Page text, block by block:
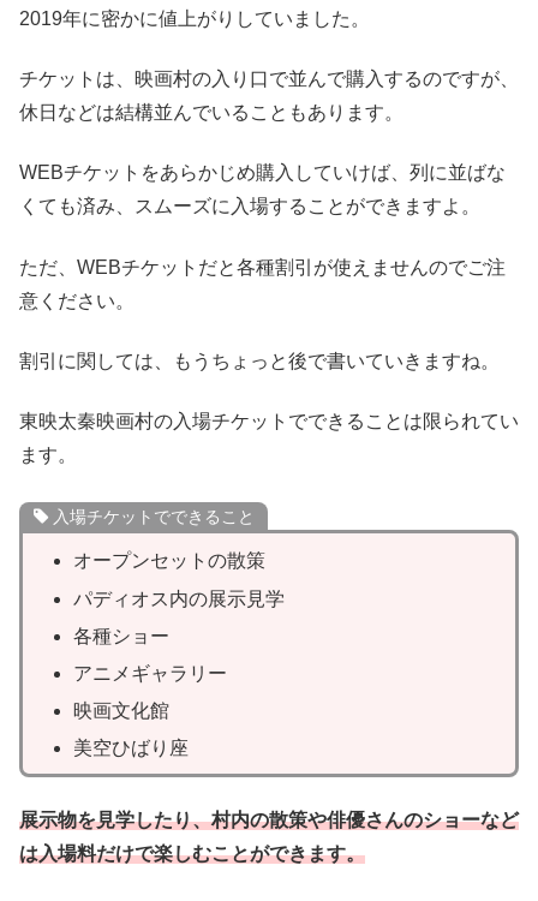
2019年に密かに値上がりしていました。
チケットは、映画村の入り口で並んで購入するのですが、
休日などは結構並んでいることもあります。
WEBチケットをあらかじめ購入していけば、列に並ばな
くても済み、スムーズに入場することができますよ。
ただ、WEBチケットだと各種割引が使えませんのでご注
意ください。
割引に関しては、もうちょっと後で書いていきますね。
東映太秦映画村の入場チケットでできることは限られてい
ます。
入場チケットでできること
オープンセットの散策
パディオス内の展示見学
各種ショー
アニメギャラリー
映画文化館
美空ひばり座
展示物を見学したり、村内の散策や俳優さんのショーなど
は入場料だけで楽しむことができます。